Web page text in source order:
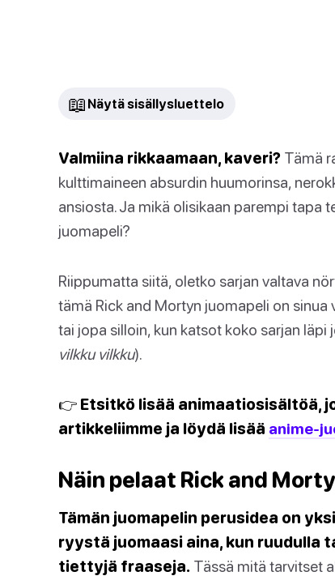
📖 Näytä sisällysluettelo
Valmiina rikkaamaan, kaveri? Tämä
kulttimaineen absurdin huumorinsa,
ansiosta. Ja mikä olisikaan parempi tapa
juomapeli?
Riippumatta siitä, oletko sarjan valtava
tämä Rick and Mortyn juomapeli on
tai jopa silloin, kun katsot koko sarjan
vilkku vilkku).
👉 Etsitkö lisää animaatiosisältöä,
artikkeliimme ja löydä lisää anime-
Näin pelaat Rick and
Tämän juomapelin perusidea on
ryystä juomaasi aina, kun
tiettyjä fraaseja. Tässä mitä tarvitset